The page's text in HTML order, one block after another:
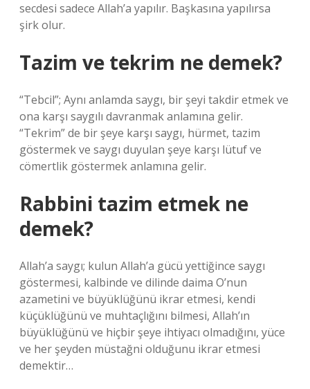
secdesi sadece Allah’a yapılır. Başkasına yapılırsa
şirk olur.
Tazim ve tekrim ne demek?
“Tebcil”; Aynı anlamda saygı, bir şeyi takdir etmek ve
ona karşı saygılı davranmak anlamına gelir.
“Tekrim” de bir şeye karşı saygı, hürmet, tazim
göstermek ve saygı duyulan şeye karşı lütuf ve
cömertlik göstermek anlamına gelir.
Rabbini tazim etmek ne
demek?
Allah’a saygı; kulun Allah’a gücü yettiğince saygı
göstermesi, kalbinde ve dilinde daima O’nun
azametini ve büyüklüğünü ikrar etmesi, kendi
küçüklüğünü ve muhtaçlığını bilmesi, Allah’ın
büyüklüğünü ve hiçbir şeye ihtiyacı olmadığını, yüce
ve her şeyden müstağni olduğunu ikrar etmesi
demektir…